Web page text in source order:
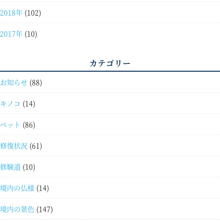
2018年 (102)
2017年 (10)
カテゴリー
お知らせ (88)
キノコ (14)
ペット (86)
修復状況 (61)
修験道 (10)
境内の仏様 (14)
境内の景色 (147)